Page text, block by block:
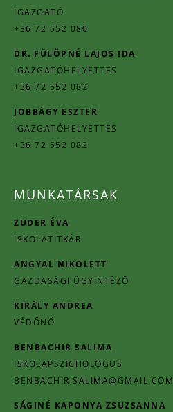
IGAZGATÓ
+36 72 552 080
DR. FÜLÖPNÉ LAJOS IDA
IGAZGATÓHELYETTES
+36 72 552 082
JOBBÁGY ESZTER
IGAZGATÓHELYETTES
+36 72 552 082
MUNKATÁRSAK
ZUDER ÉVA
ISKOLATITKÁR
ANGYAL NIKOLETT
GAZDASÁGI ÜGYINTÉZŐ
KIRÁLY ANDREA
VÉDŐNŐ
BENBACHIR SALIMA
ISKOLAPSZICHOLÓGUS
BENBACHIR.SALIMA@GMAIL.COM
SÁGINÉ KAPONYA ZSUZSANNA